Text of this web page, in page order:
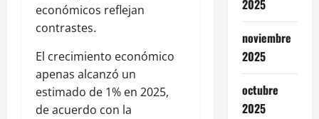
económicos reflejan
contrastes.
El crecimiento económico
apenas alcanzó un
estimado de 1% en 2025,
de acuerdo con la
2025
noviembre
2025
octubre
2025